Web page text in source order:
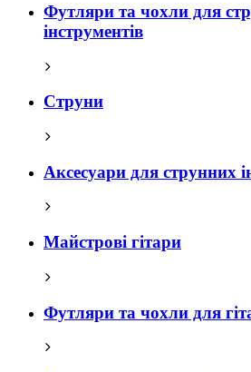
Футляри та чохли для
інструментів
Струни
Аксесуари для струнних
Майстрові гітари
Футляри та чохли для